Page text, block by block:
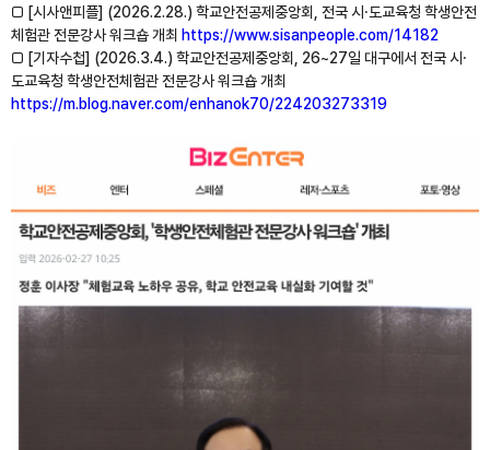
□ [시사앤피플] (2026.2.28.) 학교안전공제중앙회, 전국 시⸱도교육청 학생안전
체험관 전문강사 워크숍 개최 https://www.sisanpeople.com/14182
□ [기자수첩] (2026.3.4.) 학교안전공제중앙회, 26~27일 대구에서 전국 시⸱
도교육청 학생안전체험관 전문강사 워크숍 개최
https://m.blog.naver.com/enhanok70/224203273319